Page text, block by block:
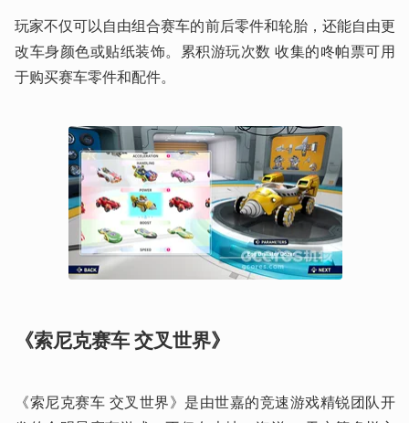
玩家不仅可以自由组合赛车的前后零件和轮胎，还能自由更
改车身颜色或贴纸装饰。累积游玩次数 收集的咚帕票可用
于购买赛车零件和配件。
《索尼克赛车 交叉世界》
《索尼克赛车 交叉世界》是由世嘉的竞速游戏精锐团队开